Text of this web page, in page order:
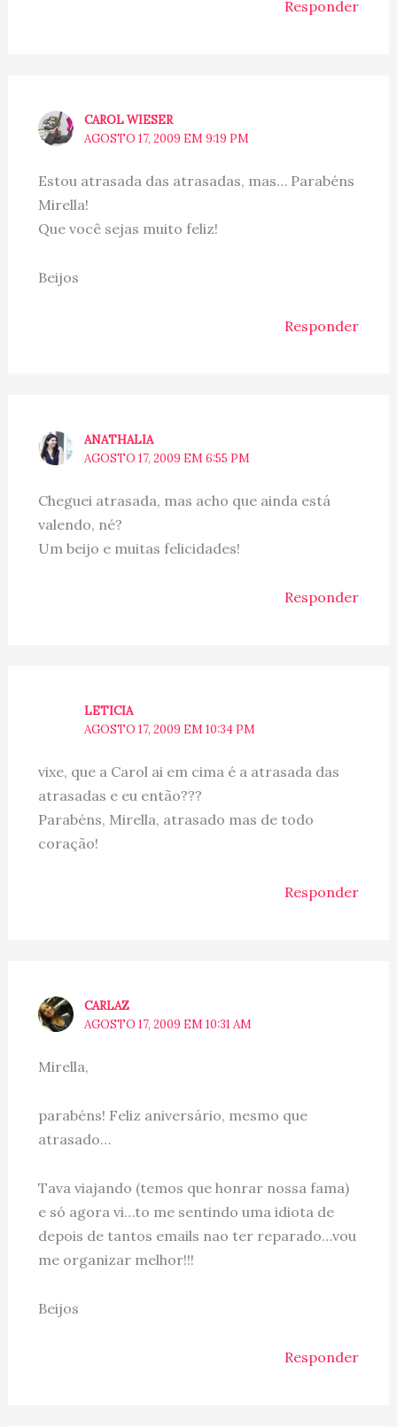
Responder
CAROL WIESER
AGOSTO 17, 2009 EM 9:19 PM
Estou atrasada das atrasadas, mas… Parabéns
Mirella!
Que você sejas muito feliz!
Beijos
Responder
ANATHALIA
AGOSTO 17, 2009 EM 6:55 PM
Cheguei atrasada, mas acho que ainda está
valendo, né?
Um beijo e muitas felicidades!
Responder
LETICIA
AGOSTO 17, 2009 EM 10:34 PM
vixe, que a Carol ai em cima é a atrasada das
atrasadas e eu então???
Parabéns, Mirella, atrasado mas de todo
coração!
Responder
CARLAZ
AGOSTO 17, 2009 EM 10:31 AM
Mirella,
parabéns! Feliz aniversário, mesmo que
atrasado…
Tava viajando (temos que honrar nossa fama)
e só agora vi…to me sentindo uma idiota de
depois de tantos emails nao ter reparado…vou
me organizar melhor!!!
Beijos
Responder